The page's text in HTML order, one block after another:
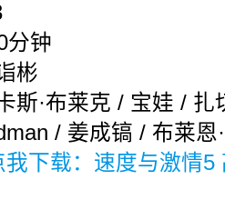
钟
彬
·布莱克 / 宝娃 / 扎
/ 姜成镐 / 布莱
我下载：速度与激情5